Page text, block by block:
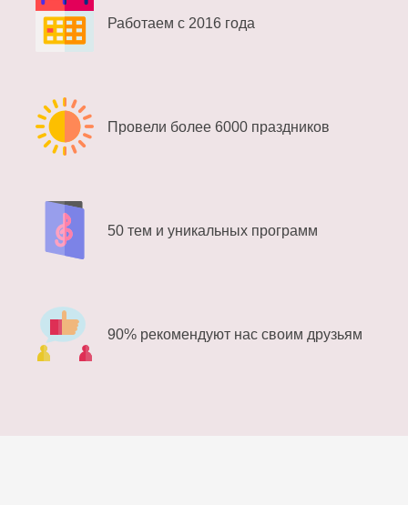
Работаем с 2016 года
Провели более 6000 праздников
50 тем и уникальных программ
90% рекомендуют нас своим друзьям